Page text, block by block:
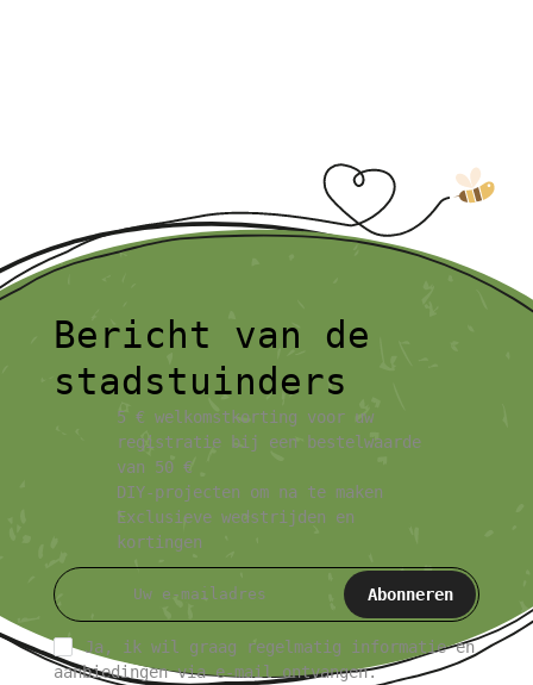
Bericht van de
stadstuinders
5 € welkomstkorting voor uw
registratie bij een bestelwaarde
van 50 €
DIY-projecten om na te maken
Exclusieve wedstrijden en
kortingen
Abonneren
Ja, ik wil graag regelmatig informatie en
aanbiedingen via e-mail ontvangen.